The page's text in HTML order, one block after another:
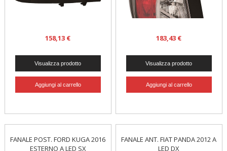
158,13 € 183,43 €
FANALE POST. FORD KUGA 2016
ESTERNO A LED SX
FANALE ANT. FIAT PANDA 2012 A
LED DX